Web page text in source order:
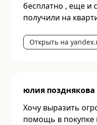
бесплатно , еще и
получили на
Открыть на
юлия позднякова
Хочу выразить
помощь в покупке